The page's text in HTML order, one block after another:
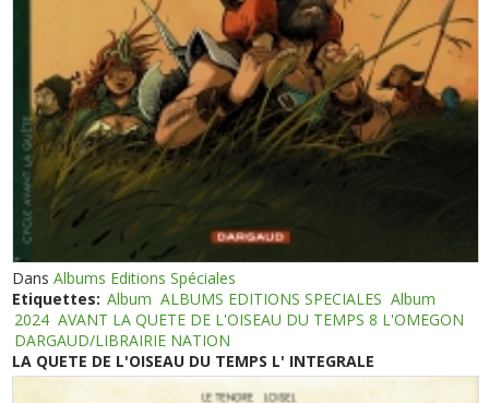
DansAlbums Editions Spéciales
Etiquettes: Album ALBUMS EDITIONS SPECIALES Album
2024 AVANT LA QUETE DE L'OISEAU DU TEMPS 8 L'OMEGON
DARGAUD/LIBRAIRIE NATION
LA QUETE DE L'OISEAU DU TEMPS L' INTEGRALE